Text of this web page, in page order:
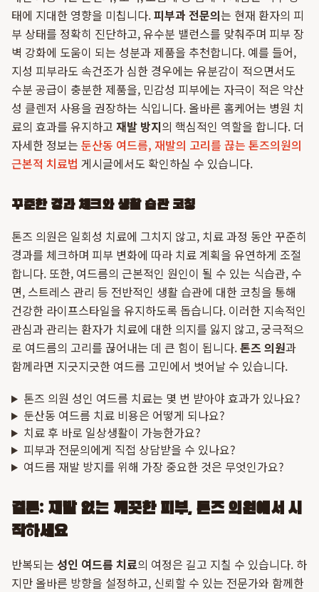
태에 지대한 영향을 미칩니다.피부과 전문의는 현재 환자의 피
부 상태를 정확히 진단하고, 유수분 밸런스를 맞춰주며 피부 장
벽 강화에 도움이 되는 성분과 제품을 추천합니다. 예를 들어,
지성 피부라도 속건조가 심한 경우에는 유분감이 적으면서도
수분 공급이 충분한 제품을, 민감성 피부에는 자극이 적은 약산
성 클렌저 사용을 권장하는 식입니다. 올바른 홈케어는 병원 치
료의 효과를 유지하고 재발 방지의 핵심적인 역할을 합니다. 더
자세한 정보는 둔산동 여드름, 재발의 고리를 끊는 톤즈의원의
근본적 치료법 게시글에서도 확인하실 수 있습니다.
꾸준한 경과 체크와 생활 습관 코칭
톤즈 의원은 일회성 치료에 그치지 않고, 치료 과정 동안 꾸준히
경과를 체크하며 피부 변화에 따라 치료 계획을 유연하게 조절
합니다. 또한, 여드름의 근본적인 원인이 될 수 있는 식습관, 수
면, 스트레스 관리 등 전반적인 생활 습관에 대한 코칭을 통해
건강한 라이프스타일을 유지하도록 돕습니다. 이러한 지속적인
관심과 관리는 환자가 치료에 대한 의지를 잃지 않고, 궁극적으
로 여드름의 고리를 끊어내는 데 큰 힘이 됩니다.톤즈 의원과
함께라면 지긋지긋한 여드름 고민에서 벗어날 수 있습니다.
톤즈 의원 성인 여드름 치료는 몇 번 받아야 효과가 있나요?
둔산동 여드름 치료 비용은 어떻게 되나요?
치료 후 바로 일상생활이 가능한가요?
피부과 전문의에게 직접 상담받을 수 있나요?
여드름 재발 방지를 위해 가장 중요한 것은 무엇인가요?
결론: 재발 없는 깨끗한 피부, 톤즈 의원에서 시
작하세요
반복되는 성인 여드름 치료의 여정은 길고 지칠 수 있습니다. 하
지만 올바른 방향을 설정하고, 신뢰할 수 있는 전문가와 함께한